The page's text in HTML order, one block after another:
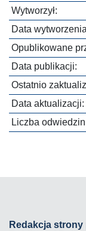
Wytworzył:
Data
Opublikowane
Data publikacji:
Ostatnio
Data aktualizacji:
Liczba
Redakcja